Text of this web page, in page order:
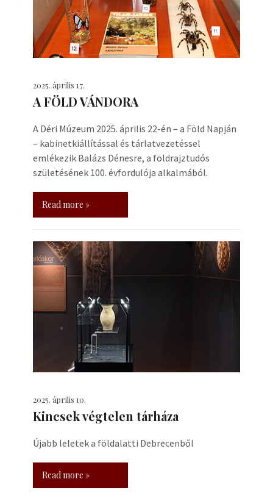
2025. április 17.
A FÖLD VÁNDORA
A Déri Múzeum 2025. április 22-én – a Föld Napján
– kabinetkiállítással és tárlatvezetéssel
emlékezik Balázs Dénesre, a földrajztudós
születésének 100. évfordulója alkalmából.
Read more »
2025. április 10.
Kincsek végtelen tárháza
Újabb leletek a földalatti Debrecenből
Read more »